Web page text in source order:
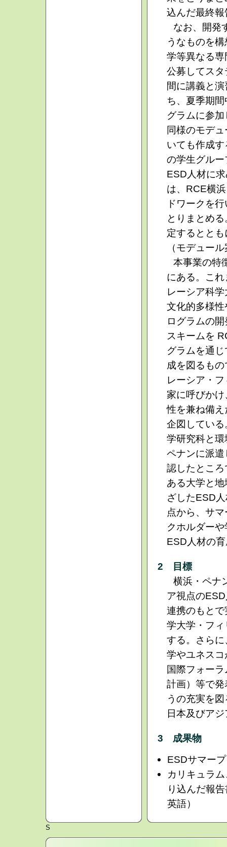
込んだ最終
なお、開発
うなものを
学等異なる
公募してス
間に講義と
ち、夏季期
グラムに参
同様のモデ
いても作成
の学生グル
ESD人材に
は、RCE横
ドワークを
とりまとめ
定するとと
（モデュー
本事業の特
にある。こ
レーシア科
文化的多様
ログラムの
スキームを
グラムを通
成を図るも
レーシア・
家に呼びか
性を兼ね備
企図してい
学研究科と
ペナンに派
認したとこ
ある大学と
ざしたESD
点から、サ
クホルダー
ESD人材の
2 目標
横浜・ペナ
ア視点の
連携のもと
学大学・フ
する。さら
学やユネス
国際フォー
計画）等で
うの充実を
日本及びア
3 成果物
ESDサマー
カリキュラ
り込んだ報
英語）
S